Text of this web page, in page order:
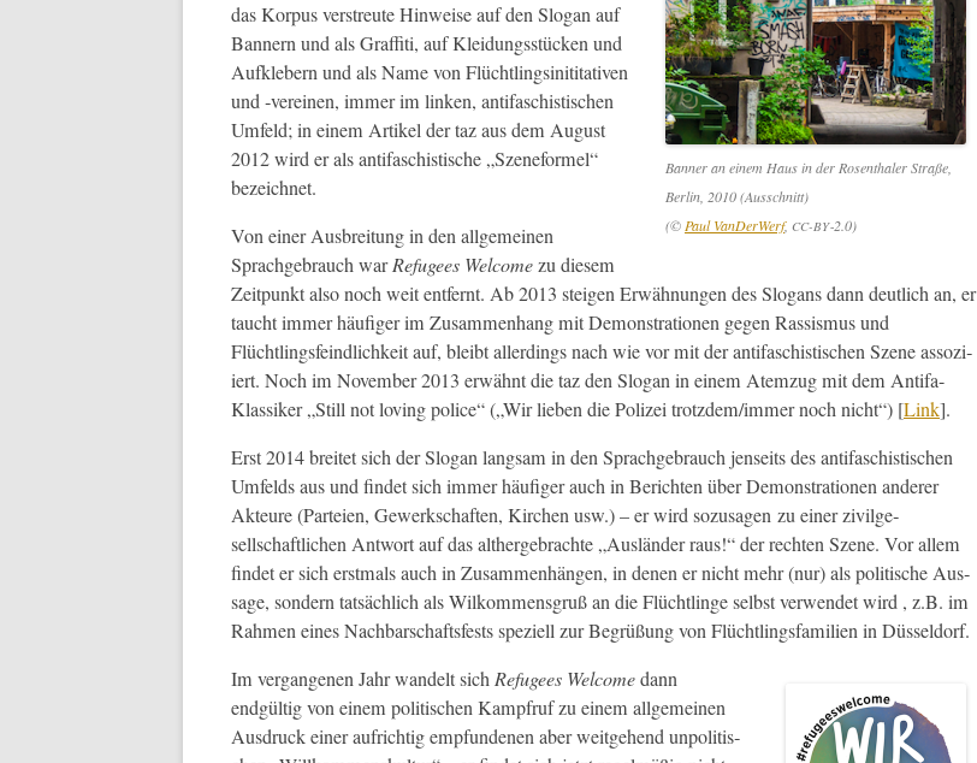
Ban­ner an einem Haus in der Rosen­thaler Straße,
Berlin, 2010 (Auss­chnitt)
(© Paul Van­Der­W­erf, CC-BY‑2.0)
das Kor­pus ver­streute Hin­weise auf den Slo­gan auf
Ban­nern und als Graf­fi­ti, auf Klei­dungsstück­en und
Aufk­le­bern und als Name von Flüchtlingsini­ti­ta­tiv­en
und ‑vere­inen, immer im linken, antifaschis­tis­chen
Umfeld; in einem Artikel der taz aus dem August
2012 wird er als antifaschis­tis­che „Szene­formel“
bezeichnet.
Von ein­er Aus­bre­itung in den all­ge­meinen
Sprachge­brauch warRefugees Wel­comezu diesem
Zeit­punkt also noch weit ent­fer­nt. Ab 2013 steigen Erwäh­nun­gen des Slo­gans dann deut­lich an, er
taucht immer häu­figer im Zusam­men­hang mit Demon­stra­tio­nen gegen Ras­sis­mus und
Flüchtlings­feindlichkeit auf, bleibt allerd­ings nach wie vor mit der antifaschis­tis­chen Szene assozi­
iert. Noch im Novem­ber 2013 erwäh­nt die taz den Slo­gan in einem Atemzug mit dem Antifa-
Klas­sik­er „Still not lov­ing police“ („Wir lieben die Polizei trotzdem/immer noch nicht“) [Link].
Erst 2014 bre­it­et sich der Slo­gan langsam in den Sprachge­brauch jen­seits des antifaschis­tis­chen
Umfelds aus und find­et sich immer häu­figer auch in Bericht­en über Demon­stra­tio­nen ander­er
Akteure (Parteien, Gew­erkschaften, Kirchen usw.) – er wird sozusagen zu ein­er zivilge­
sellschaftlichen Antwort auf das altherge­brachte „Aus­län­der raus!“ der recht­en Szene. Vor allem
find­et er sich erst­mals auch in Zusam­men­hän­gen, in denen er nicht mehr (nur) als poli­tis­che Aus­
sage, son­dern tat­säch­lich als Wilkom­mensgruß an die Flüchtlinge selb­st ver­wen­det wird , z.B. im
Rah­men eines Nach­barschafts­fests speziell zur Begrüßung von Flüchtlings­fam­i­lien in Düsseldorf.
Im ver­gan­genen Jahr wan­delt sich Refugees Wel­comedann
endgültig von einem poli­tis­chen Kampfruf zu einem all­ge­meinen
Aus­druck ein­er aufrichtig emp­fun­de­nen aber weit­ge­hend unpoli­tis­